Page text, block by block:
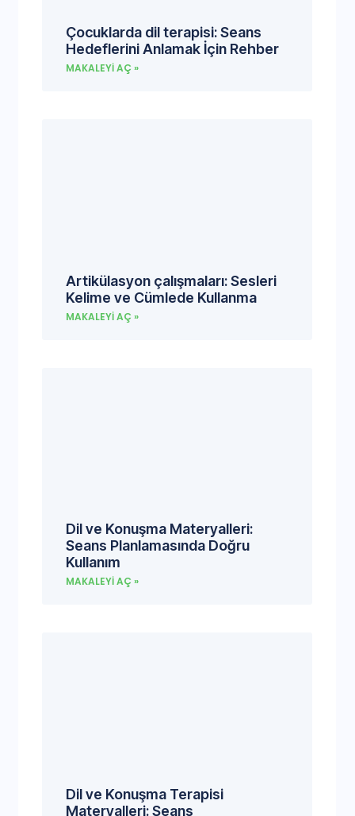
Çocuklarda dil terapisi: Seans
Hedeflerini Anlamak İçin Rehber
MAKALEYI AÇ »
Artikülasyon çalışmaları: Sesleri
Kelime ve Cümlede Kullanma
MAKALEYI AÇ »
Dil ve Konuşma Materyalleri:
Seans Planlamasında Doğru
Kullanım
MAKALEYI AÇ »
Dil ve Konuşma Terapisi
Materyalleri: Seans